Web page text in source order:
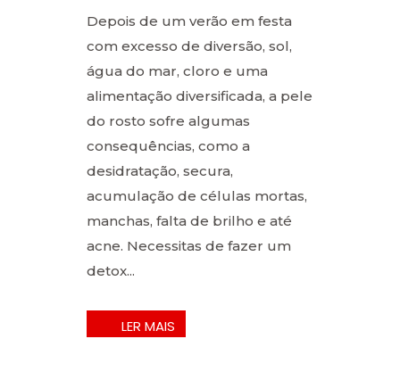
Depois de um verão em festa
com excesso de diversão, sol,
água do mar, cloro e uma
alimentação diversificada, a pele
do rosto sofre algumas
consequências, como a
desidratação, secura,
acumulação de células mortas,
manchas, falta de brilho e até
acne. Necessitas de fazer um
detox...